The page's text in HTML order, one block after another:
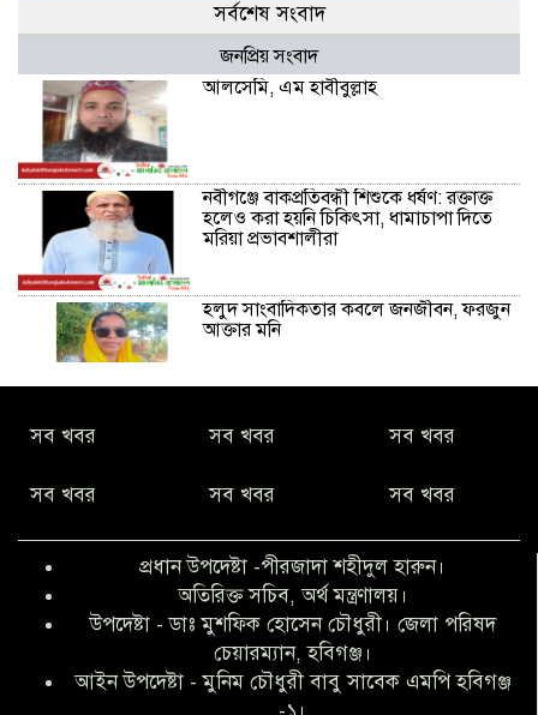
সর্বশেষ সংবাদ
জনপ্রিয় সংবাদ
আলসেমি, এম হাবীবুল্লাহ
নবীগঞ্জে বাকপ্রতিবন্ধী শিশুকে ধর্ষণ: রক্তাক্ত
হলেও করা হয়নি চিকিৎসা, ধামাচাপা দিতে
মরিয়া প্রভাবশালীরা
হলুদ সাংবাদিকতার কবলে জনজীবন, ফরজুন
আক্তার মনি
কিবরিয়া
বৃত্তি পরীক্ষার সুযোগ করে দিলেন প্রধান শিক্ষক
ফারুক মাস্টার
আব্দুল হক তালুকদার ফাউন্ডেশন মানবতার
শিকড় ছুঁই ছুঁই,ফরজুন আক্তার মনি
সব খবর সব খবর সব খবর
সব খবর সব খবর সব খবর
প্রধান উপদেষ্টা -পীরজাদা শহীদুল হারুন।
অতিরিক্ত সচিব, অর্থ মন্ত্রণালয়।
উপদেষ্টা - ডাঃ মুশফিক হোসেন চৌধুরী। জেলা পরিষদ
চেয়ারম্যান, হবিগঞ্জ।
আইন উপদেষ্টা - মুনিম চৌধুরী বাবু সাবেক এমপি হবিগঞ্জ